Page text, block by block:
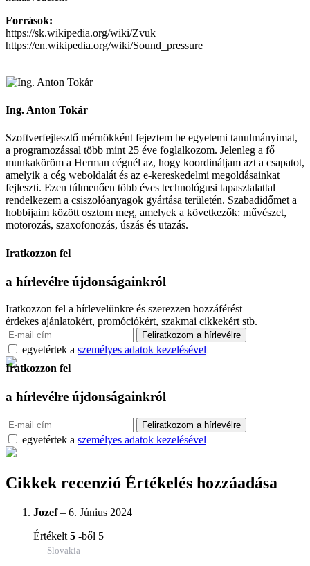
Források:
https://sk.wikipedia.org/wiki/Zvuk
https://en.wikipedia.org/wiki/Sound_pressure
Ing. Anton Tokár
Szoftverfejlesztő mérnökként fejeztem be egyetemi tanulmányimat,
a programozással több mint 25 éve foglalkozom. Jelenleg a fő
munkaköröm a Herman cégnél az, hogy koordináljam azt a csapatot,
amelyik a cég weboldalát és az e-kereskedelmi megoldásainkat
fejleszti. Ezen túlmenően több éves technológusi tapasztalattal
rendelkezem a csiszolóanyagok gyártása területén. Szabadidőmet a
hobbijaim között osztom meg, amelyek a következők: művészet,
motorozás, szaxofonozás, úszás és utazás.
Iratkozzon fel
a hírlevélre újdonságainkról
Iratkozzon fel a hírlevelünkre és szerezzen hozzáférést
érdekes ajánlatokért, promóciókért, szakmai cikkekért stb.
egyetértek a személyes adatok kezelésével
Iratkozzon fel
a hírlevélre újdonságainkról
egyetértek a személyes adatok kezelésével
Cikkek recenzió Értékelés hozzáadása
Jozef – 6. Június 2024
Értékelt 5 -ből 5
Slovakia